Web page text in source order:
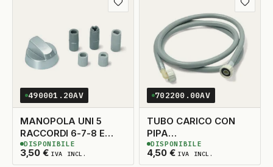
Aggiungi ai preferiti
490001.20AV
MANOPOLA UNI 5
RACCORDI 6-7-8 E
FORNETTO
3,50 € IVA INCL.
5DISPONIBILI
DISPONIBILE
702200.00AV
TUBO CARICO CON
PIPA
FEMMINA/FEMMINA
2.00MT
4,50 € IVA INCL.
5DISPONIBILI
DISPONIBILE